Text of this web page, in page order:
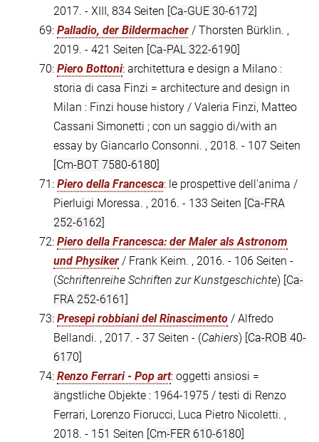
2017. - XIII, 834 Seiten [Ca-GUE 30-6172]
69: Palladio, der Bildermacher / Thorsten Bürklin. ,
2019. - 421 Seiten [Ca-PAL 322-6190]
70: Piero Bottoni: architettura e design a Milano :
storia di casa Finzi = architecture and design in
Milan : Finzi house history / Valeria Finzi, Matteo
Cassani Simonetti ; con un saggio di/with an
essay by Giancarlo Consonni. , 2018. - 107 Seiten
[Cm-BOT 7580-6180]
71: Piero della Francesca: le prospettive dell'anima /
Pierluigi Moressa. , 2016. - 133 Seiten [Ca-FRA
252-6162]
72: Piero della Francesca: der Maler als Astronom
und Physiker / Frank Keim. , 2016. - 106 Seiten -
(Schriftenreihe Schriften zur Kunstgeschichte) [Ca-
FRA 252-6161]
73: Presepi robbiani del Rinascimento / Alfredo
Bellandi. , 2017. - 37 Seiten - (Cahiers) [Ca-ROB 40-
6170]
74: Renzo Ferrari - Pop art: oggetti ansiosi =
ängstliche Objekte : 1964-1975 / testi di Renzo
Ferrari, Lorenzo Fiorucci, Luca Pietro Nicoletti. ,
2018. - 151 Seiten [Cm-FER 610-6180]